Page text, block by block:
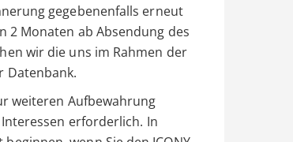
gegebenenfalls erneut
2 Monaten ab Absendung des
wir die uns im Rahmen der
Datenbank.
weiteren Aufbewahrung
erforderlich. In